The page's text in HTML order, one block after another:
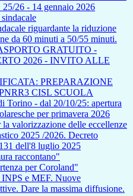
25/26 - 14 gennaio 2026
riguardante la riduzione
da 60 minuti a 50/55 minuti.
GRATUITO -
2026 - INVITO ALLE
PREPARAZIONE
CISL SCUOLA
Torino - dal 20/10/25: apertura
per primavera 2026
la valorizzazione delle eccellenze
2025 /2026. Decreto
dell'8 luglio 2025
raccontano"
per Coroland"
e MEF. Nuove
Dare la massima diffusione.